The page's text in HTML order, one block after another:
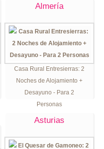
Almería
Casa Rural Entresierras: 2
Noches de Alojamiento +
Desayuno - Para 2
Personas
Asturias